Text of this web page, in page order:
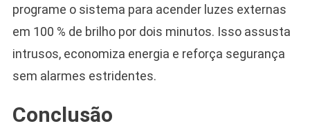
programe o sistema para acender luzes externas
em 100 % de brilho por dois minutos. Isso assusta
intrusos, economiza energia e reforça segurança
sem alarmes estridentes.
Conclusão